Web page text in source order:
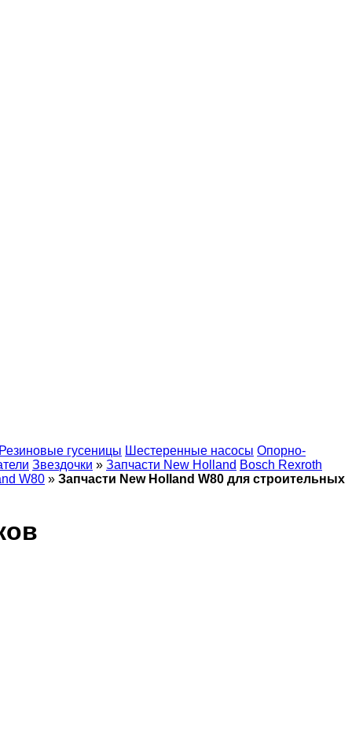
Резиновые гусеницы Шестеренные насосы Опорно-
Звездочки » Запчасти New Holland Bosch Rexroth
W80 » Запчасти New Holland W80 для строительных